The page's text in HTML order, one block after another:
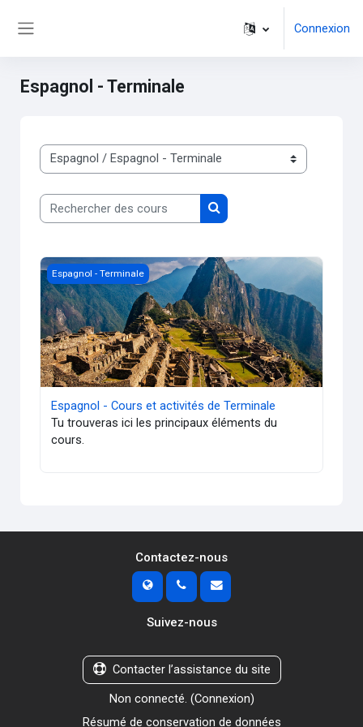
Connexion
Espagnol - Terminale
Catégories de cours
Rechercher des cours
Rechercher des cours
Image du cours Espagnol - Cours et activités de Terminale
Espagnol - Terminale
Espagnol - Cours et activités de Terminale
Tu trouveras ici les principaux éléments du
cours.
Contactez-nous
Suivez-nous
Contacter l’assistance du site
Non connecté. (Connexion)
Résumé de conservation de données